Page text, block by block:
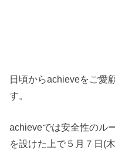
日頃からachieveをご愛
す。
achieveでは安全性のル
を設けた上で５月７日(